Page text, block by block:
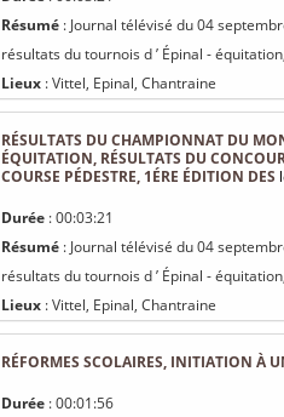
Résumé : Journal télévisé du 04
résultats du tournois d ’ Épinal -
Lieux : Vittel, Epinal, Chantraine
RÉSULTATS DU CHAMPIONNAT DU
ÉQUITATION, RÉSULTATS DU
COURSE PÉDESTRE, 1ÉRE ÉDITION DES
Durée : 00:03:21
Résumé : Journal télévisé du 04
résultats du tournois d ’ Épinal -
Lieux : Vittel, Epinal, Chantraine
RÉFORMES SCOLAIRES, INITIATION À
Durée : 00:01:56